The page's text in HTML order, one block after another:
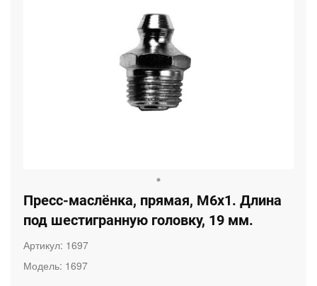
Пресс-маслёнка, прямая, M6x1. Длина
под шестигранную головку, 19 мм.
Артикул: 1697
Модель: 1697